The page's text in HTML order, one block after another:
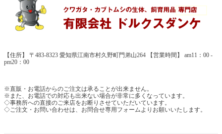
【住所】 〒483-8323 愛知県江南市村久野町門弟山264 【営業時間】 am11：00 -
pm20：00
※直販・お電話からのご注文は承ることが出来ません。
※また、お電話での対応も出来ない場合が非常に多くなっています。
◇事務所への直接のご来店をお断りさせていただいています。
◇ご注文・お問い合わせは、お問合せ専用フォームよりお願いいたします。